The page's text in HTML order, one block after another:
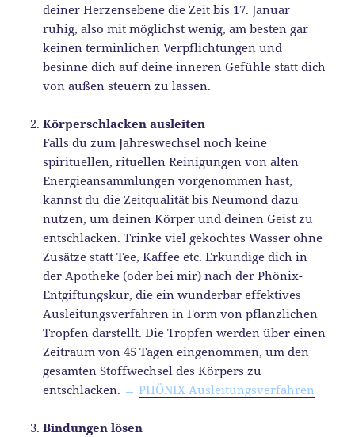
deiner Herzensebene die Zeit bis 17. Januar
ruhig, also mit möglichst wenig, am besten gar
keinen terminlichen Verpflichtungen und
besinne dich auf deine inneren Gefühle statt dich
von außen steuern zu lassen.
Körperschlacken ausleiten
Falls du zum Jahreswechsel noch keine
spirituellen, rituellen Reinigungen von alten
Energieansammlungen vorgenommen hast,
kannst du die Zeitqualität bis Neumond dazu
nutzen, um deinen Körper und deinen Geist zu
entschlacken. Trinke viel gekochtes Wasser ohne
Zusätze statt Tee, Kaffee etc. Erkundige dich in
der Apotheke (oder bei mir) nach der Phönix-
Entgiftungskur, die ein wunderbar effektives
Ausleitungsverfahren in Form von pflanzlichen
Tropfen darstellt. Die Tropfen werden über einen
Zeitraum von 45 Tagen eingenommen, um den
gesamten Stoffwechsel des Körpers zu
entschlacken. → PHÖNIX Ausleitungsverfahren
Bindungen lösen